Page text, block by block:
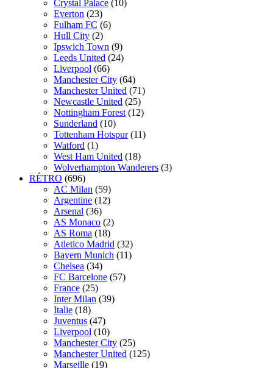
Crystal Palace (10)
Everton (23)
Fulham FC (6)
Hull City (2)
Ipswich Town (9)
Leeds United (24)
Liverpool (66)
Manchester City (64)
Manchester United (71)
Newcastle United (25)
Nottingham Forest (12)
Sunderland (10)
Tottenham Hotspur (11)
Watford (1)
West Ham United (18)
Wolverhampton Wanderers (3)
RÉTRO (696)
AC Milan (59)
Argentine (12)
Arsenal (36)
AS Monaco (2)
AS Roma (18)
Atletico Madrid (32)
Bayern Munich (11)
Chelsea (34)
FC Barcelone (57)
France (25)
Inter Milan (39)
Italie (18)
Juventus (47)
Liverpool (10)
Manchester City (25)
Manchester United (125)
Marseille (19)